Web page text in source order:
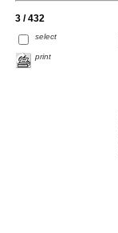
3 / 432
select
print